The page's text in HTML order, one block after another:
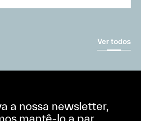
Ver todos
a nossa newsletter,
mantê-lo a par.